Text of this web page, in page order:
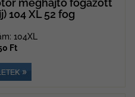
meghajtó fogazott
104 XL 52 fog
104XL
Ft